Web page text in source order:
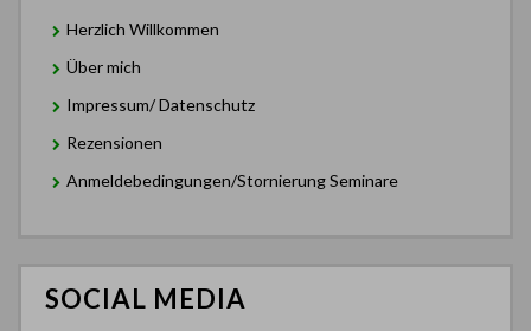
Herzlich Willkommen
Über mich
Impressum/ Datenschutz
Rezensionen
Anmeldebedingungen/Stornierung Seminare
SOCIAL MEDIA